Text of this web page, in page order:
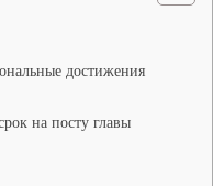
достижения
на посту главы